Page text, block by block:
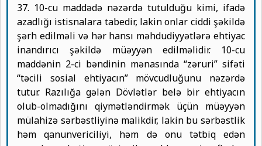
37. 10-cu maddədə nəzərdə tutulduğu kimi, ifadə
azadlığı istisnalara tabedir, lakin onlar ciddi şəkildə
şərh edilməli və hər hansı məhdudiyyətlərə ehtiyac
inandırıcı şəkildə müəyyən edilməlidir. 10-cu
maddənin 2-ci bəndinin mənasında “zəruri” sifəti
“təcili sosial ehtiyacın” mövcudluğunu nəzərdə
tutur. Razılığa gələn Dövlətlər belə bir ehtiyacın
olub-olmadığını qiymətləndirmək üçün müəyyən
mülahizə sərbəstliyinə malikdir, lakin bu sərbəstlik
həm qanunvericiliyi, həm də onu tətbiq edən